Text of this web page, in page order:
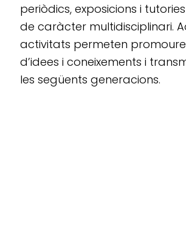
periòdics, exposicions i
de caràcter multidisciplinari.
activitats permeten
d’idees i coneixements i
les següents generacions.